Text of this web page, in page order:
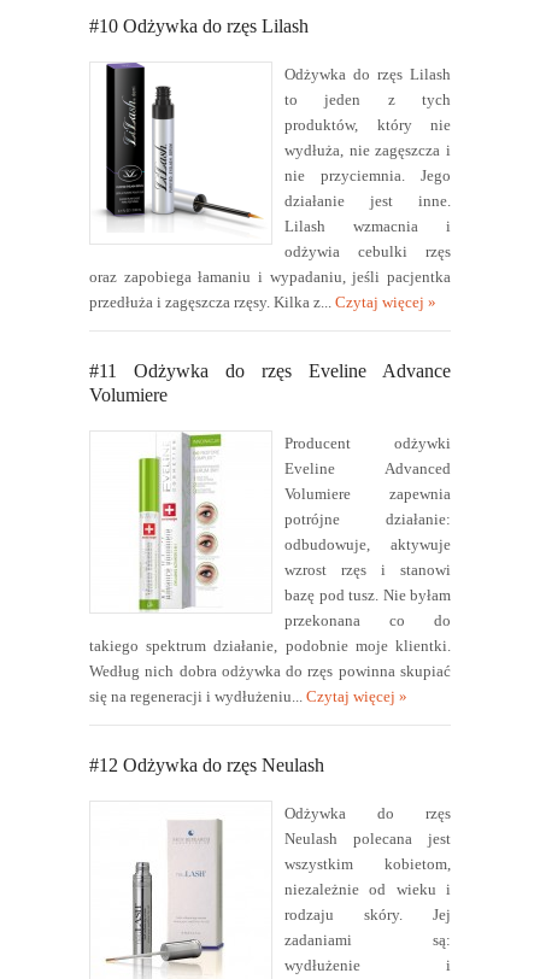
#10 Odżywka do rzęs Lilash
Odżywka do rzęs Lilash
to jeden z tych
produktów, który nie
wydłuża, nie zagęszcza i
nie przyciemnia. Jego
działanie jest inne.
Lilash wzmacnia i
odżywia cebulki rzęs
oraz zapobiega łamaniu i wypadaniu, jeśli pacjentka
przedłuża i zagęszcza rzęsy. Kilka z... Czytaj więcej »
#11 Odżywka do rzęs Eveline Advance
Volumiere
Producent odżywki
Eveline Advanced
Volumiere zapewnia
potrójne działanie:
odbudowuje, aktywuje
wzrost rzęs i stanowi
bazę pod tusz. Nie byłam
przekonana co do
takiego spektrum działanie, podobnie moje klientki.
Według nich dobra odżywka do rzęs powinna skupiać
się na regeneracji i wydłużeniu... Czytaj więcej »
#12 Odżywka do rzęs Neulash
Odżywka do rzęs
Neulash polecana jest
wszystkim kobietom,
niezależnie od wieku i
rodzaju skóry. Jej
zadaniami są:
wydłużenie i